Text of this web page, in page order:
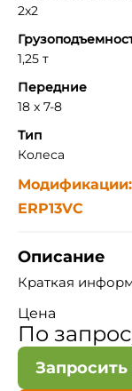
2x2
1,25 т
Передние
18 x 7-8
Тип
Колеса
ERP13VC
Описание
Краткая
Цена
По